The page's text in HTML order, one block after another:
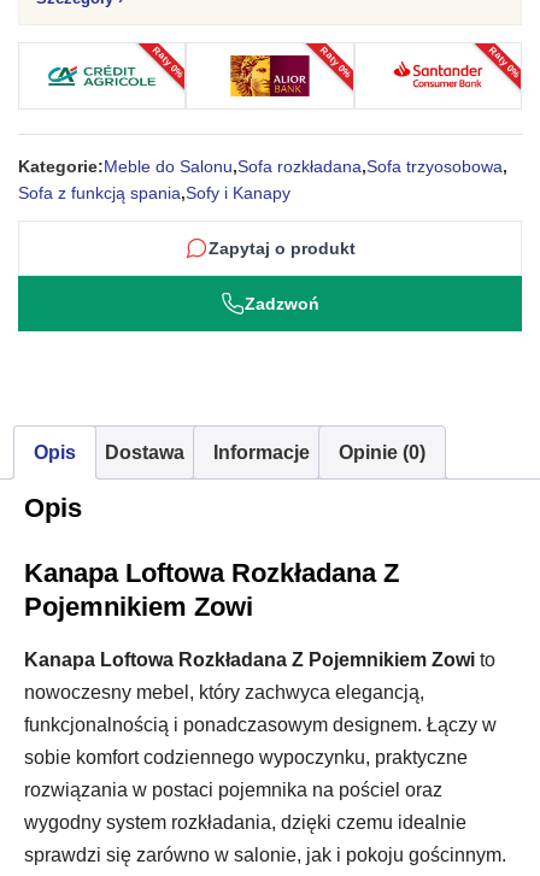
Raty 0% Raty 0% Raty 0%
Kategorie:Meble do Salonu,Sofa rozkładana,Sofa trzyosobowa,
Sofa z funkcją spania,Sofy i Kanapy
Zapytaj o produkt
Zadzwoń
Opis Dostawa Informacje Opinie (0)
Opis
Kanapa Loftowa Rozkładana Z
Pojemnikiem Zowi
Kanapa Loftowa Rozkładana Z Pojemnikiem Zowi to
nowoczesny mebel, który zachwyca elegancją,
funkcjonalnością i ponadczasowym designem. Łączy w
sobie komfort codziennego wypoczynku, praktyczne
rozwiązania w postaci pojemnika na pościel oraz
wygodny system rozkładania, dzięki czemu idealnie
sprawdzi się zarówno w salonie, jak i pokoju gościnnym.